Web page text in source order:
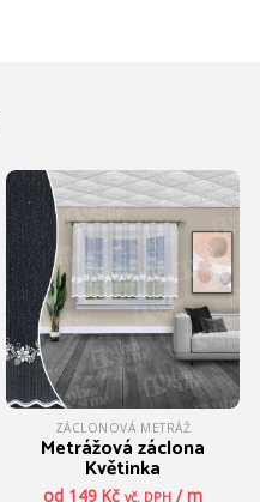
ZÁCLONOVÁ METRÁŽ
Metrážová záclona
Květinka
od 149 Kč vč. DPH / m